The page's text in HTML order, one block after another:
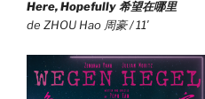
Here, Hopefully 希望在哪里
de ZHOU Hao 周豪 / 11′